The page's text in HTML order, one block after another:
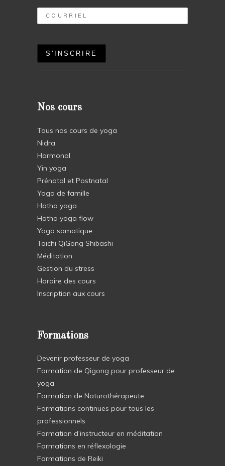
Nos cours
Tous nos cours de yoga
Nidra
Hormonal
Yin yoga
Prénatal et Postnatal
Yoga de famille
Hatha yoga
Hatha yoga flow
Yoga somatique
Taichi QiGong Shibashi
Méditation
Gestion du stress
Horaire des cours
Inscription aux cours
Formations
Devenir professeur de yoga
Formation de Qigong pour professeur de
yoga
Formation de Naturothérapeute
Formations continues pour tous les
professionnels
Formation d’instructeur en méditation
Formations en réflexologie
Formations de Reiki